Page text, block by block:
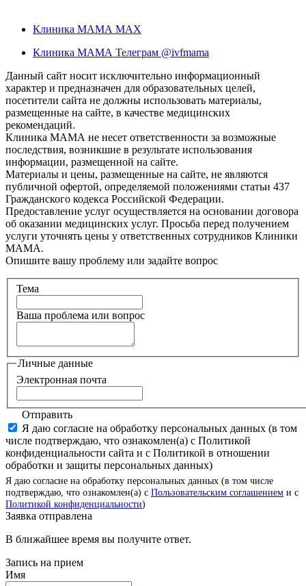
Клиника МАМА MAX
Клиника МАМА Телеграм @ivfmama
Данный сайт носит исключительно информационный
характер и предназначен для образовательных целей,
посетители сайта не должны использовать материалы,
размещенные на сайте, в качестве медицинских
рекомендаций.
Клиника МАМА не несет ответственности за возможные
последствия, возникшие в результате использования
информации, размещенной на сайте.
Материалы и цены, размещенные на сайте, не являются
публичной офертой, определяемой положениями статьи 437
Гражданского кодекса Российской Федерации.
Предоставление услуг осуществляется на основании договора
об оказании медицинских услуг. Просьба перед получением
услуги уточнять цены у ответственных сотрудников Клиники
МАМА.
Опишите вашу проблему или задайте вопрос
Тема
Ваша проблема или вопрос
Личные данные
Электронная почта
Отправить
Я даю согласие на обработку персональных данных (в том
числе подтверждаю, что ознакомлен(а) с Политикой
конфиденциальности сайта и с Политикой в отношении
обработки и защиты персональных данных)
Я даю согласие на обработку персональных данных (в том числе
подтверждаю, что ознакомлен(а) с Пользовательским соглашением и с
Политикой конфиденциальности)
Заявка отправлена
В ближайшее время вы получите ответ.
Запись на прием
Имя